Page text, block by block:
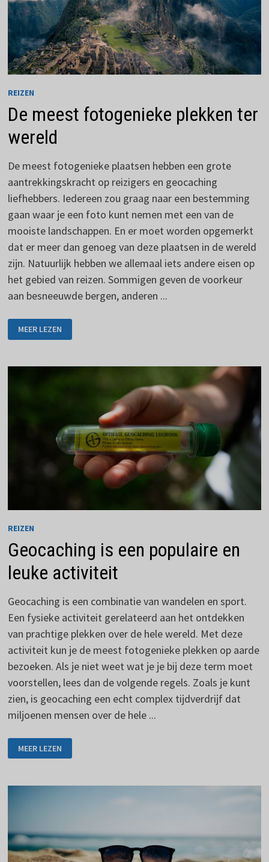
REIZEN
De meest fotogenieke plekken ter
wereld
De meest fotogenieke plaatsen hebben een grote
aantrekkingskracht op reizigers en geocaching
liefhebbers. Iedereen zou graag naar een bestemming
gaan waar je een foto kunt nemen met een van de
mooiste landschappen. En er moet worden opgemerkt
dat er meer dan genoeg van deze plaatsen in de wereld
zijn. Natuurlijk hebben we allemaal iets andere eisen op
het gebied van reizen. Sommigen geven de voorkeur
aan besneeuwde bergen, anderen ...
MEEST
FOTOGENIEKE
WERELD
MEER LEZEN
REIZEN
Geocaching is een populaire en
leuke activiteit
Geocaching is een combinatie van wandelen en sport.
Een fysieke activiteit gerelateerd aan het ontdekken
van prachtige plekken over de hele wereld. Met deze
activiteit kun je de meest fotogenieke plekken op aarde
bezoeken. Als je niet weet wat je je bij deze term moet
voorstellen, lees dan de volgende regels. Zoals je kunt
zien, is geocaching een echt complex tijdverdrijf dat
miljoenen mensen over de hele ...
IS
EEN
LEUKE
MEER LEZEN